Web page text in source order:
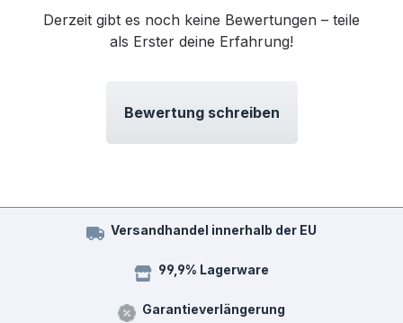
Derzeit gibt es noch keine Bewertungen – teile
als Erster deine Erfahrung!
Bewertung schreiben
Versandhandel innerhalb der EU
99,9% Lagerware
Garantieverlängerung